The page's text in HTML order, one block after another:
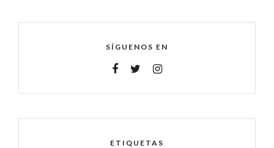
SÍGUENOS EN
ETIQUETAS